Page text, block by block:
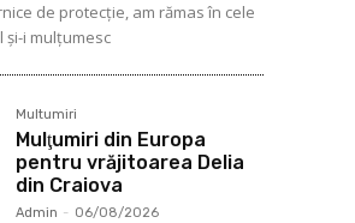
de protecţie, am rămas în cele
şi-i mulţumesc
Multumiri
Mulţumiri din Europa
pentru vrăjitoarea Delia
din Craiova
Admin - 06/08/2026